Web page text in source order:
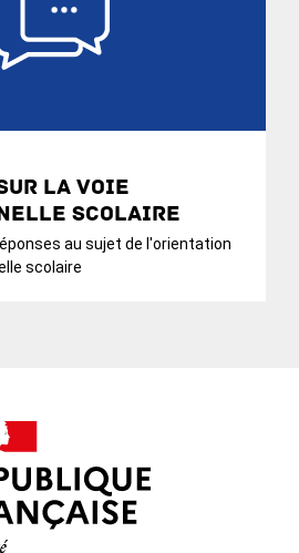
la voie
scolaire
au sujet de l'orientation
scolaire